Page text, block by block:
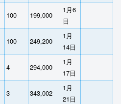
100 199,000
1月6
日
100 249,200
1月
14日
4 294,000
1月
17日
3 343,002
1月
21日